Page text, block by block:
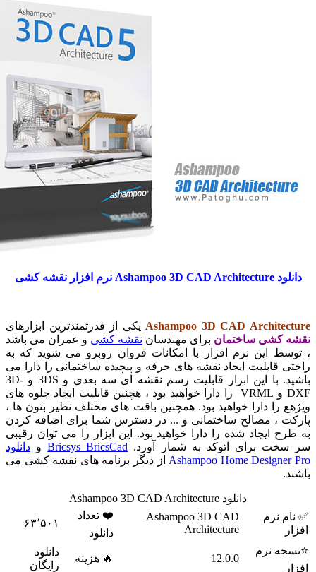
Ashampoo 3D CADیکی از قدرتمندترین ابزارهای
کشی ساختمانبرای مهندساننقشه کشیو عمران می باشد
این نرم افزار با امکانات فروان روبرو می شوید که به
قابلیت ایجاد نقشه های حرفه و پیچیده ساختمانی را دارا می
باشید. با این ابزار قابلیت رسم نقشه ای سه بعدی و 3DS و 3D-
DXF و VRML را دارا خواهید بود ، هچنین قابلیت ایجاد جلوه های
را دارا خواهید بود. همچنین باقت های مختلف نظیر بتون ها ،
، مصالح ساختمانی و ... در دسترس شما برای اضافه کردن
ایجاد شده را دارا خواهید بود. این ابزار را می توان رقیبی
برای اتوکد به شمار آورد.
Bricsys BricsCadودانلود
Ashampoo Homeاز دیگر برنامه های نقشه کشی می
نرم
Ashampoo 3D CAD
Architecture
❤️ تعداد
۶۳٬۵۰۱
نرم
12.0.0 🔥 هزینه
رایگان